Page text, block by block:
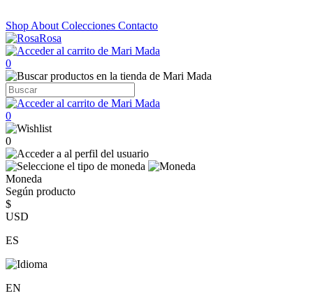
Shop About Colecciones Contacto
0
0
0
Moneda
Según producto
$
USD
ES
EN